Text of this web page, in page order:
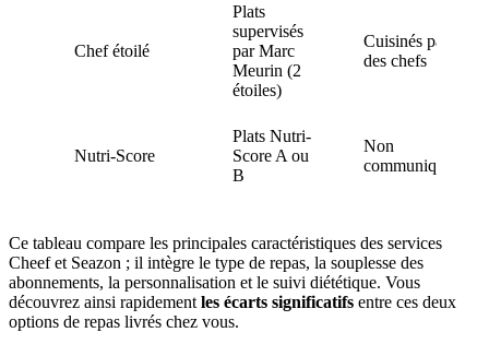
Chef étoilé
Plats
supervisés
par Marc
Meurin (2
étoiles)
Cuisinés par
des chefs
Nutri-Score
Plats Nutri-
Score A ou
B
Non
communiqué
Ce tableau compare les principales caractéristiques des services
Cheef et Seazon ; il intègre le type de repas, la souplesse des
abonnements, la personnalisation et le suivi diététique. Vous
découvrez ainsi rapidement les écarts significatifs entre ces deux
options de repas livrés chez vous.